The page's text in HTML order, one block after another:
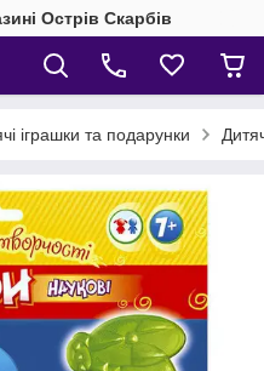
Острів Скарбів
іграшки та подарунки